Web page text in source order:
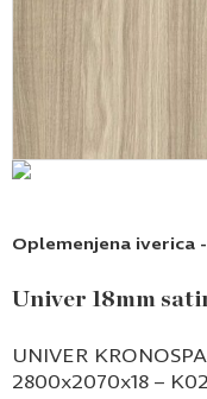
Oplemenjena iverica
Univer 18mm
UNIVER
2800x2070x18 –